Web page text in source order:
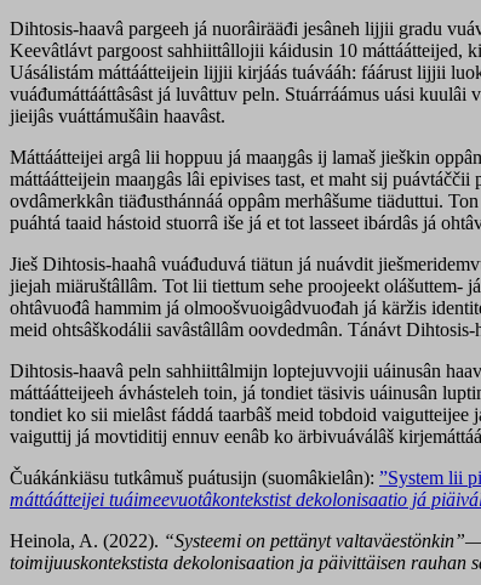
Dihtosis-haavâ pargeeh já nuorâirääđi jesâneh lijjii gradu
Keevâtlávt pargoost sahhiittâllojii káidusin 10
Uásálistám máttáátteijein lijjii kirjáás tuávááh: fáárust lijjii
vuáđumáttááttâsâst já luvâttuv peln. Stuárráámus uási
jieijâs vuáttámušâin haavâst.
Máttáátteijei argâ lii hoppuu já maaŋgâs ij lamaš jieškin
máttáátteijein maaŋgâs lâi epivises tast, et maht sij
ovdâmerkkân tiäđusthánnáá oppâm merhâšume tiäduttui.
puáhtá taaid hástoid stuorrâ iše já et tot lasseet ibárdâs já
Jieš Dihtosis-haahâ vuáđuduvá tiätun já nuávdit
jiejah miäruštâllâm. Tot lii tiettum sehe proojeekt olášuttem-
ohtâvuođâ hammim já olmoošvuoigâdvuođah já käržis
meid ohtsâškodálii savâstâllâm oovdedmân. Tánávt
Dihtosis-haavâ peln sahhiittâlmijn loptejuvvojii uáinusân
máttáátteijeeh ávhásteleh toin, já tondiet täsivis uáinusân
tondiet ko sii mielâst fáddá taarbâš meid tobdoid
vaiguttij já movtiditij ennuv eenâb ko ärbivuáválâš
Čuákánkiäsu tutkâmuš puátusijn (suomâkielân): ”System lii
máttáátteijei tuáimeevuotâkontekstist dekolonisaatio já
Heinola, A. (2022). “Systeemi on pettänyt valtaväestönkin”—
toimijuuskontekstista dekolonisaation ja päivittäisen rauhan